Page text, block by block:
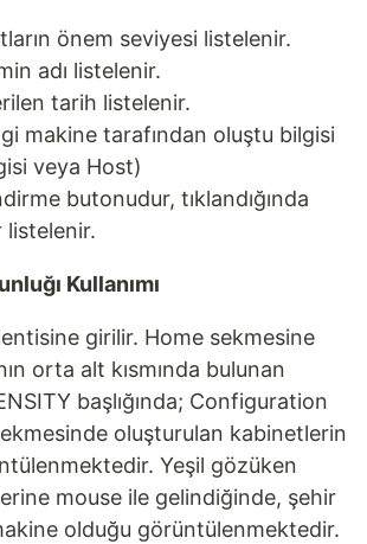
önem seviyesi listelenir.
adı listelenir.
tarih listelenir.
makine tarafından oluştu bilgisi
veya Host)
butonudur, tıklandığında
listelenir.
Kullanımı
girilir. Home sekmesine
orta alt kısmında bulunan
başlığında; Configuration
oluşturulan kabinetlerin
Yeşil gözüken
mouse ile gelindiğinde, şehir
olduğu görüntülenmektedir.